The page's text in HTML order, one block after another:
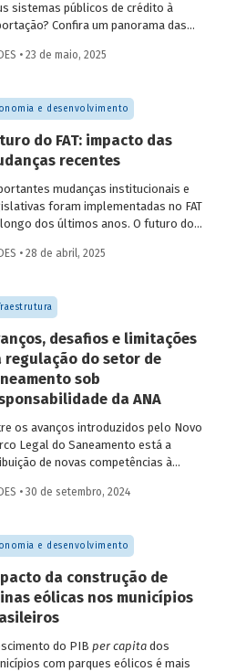
sistemas públicos de crédito à
Confira um panorama das
como esses sistemas
a inovação e a inserção
no mercado global.
• 23 de maio, 2025
e desenvolvimento
do FAT: impacto das
recentes
mudanças institucionais e
foram implementadas no FAT
dos últimos anos. O futuro do
do que será feito a partir delas.
60.
• 28 de abril, 2025
desafios e limitações
regulação do setor de
sob
da ANA
os avanços introduzidos pelo Novo
Legal do Saneamento está a
de novas competências à
(ANA) para regularização do setor.
desse percurso e a importância
superá-los.
• 30 de setembro, 2024
e desenvolvimento
da construção de
eólicas nos municípios
do PIB per capitados
com parques eólicos é mais